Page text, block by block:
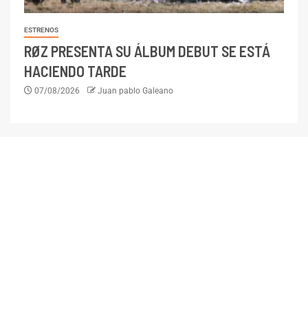
ESTRENOS
RØZ PRESENTA SU ÁLBUM DEBUT SE ESTÁ
HACIENDO TARDE
07/08/2026 Juan pablo Galeano